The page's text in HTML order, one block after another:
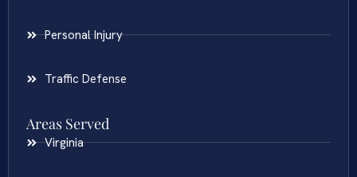
Personal Injury
Traffic Defense
Areas Served
Virginia